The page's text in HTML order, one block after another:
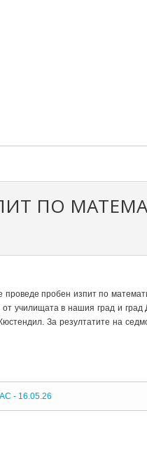
ПО
пробен изпит по
училищата в нашия град и град
За резултатите на
- 16.05.26